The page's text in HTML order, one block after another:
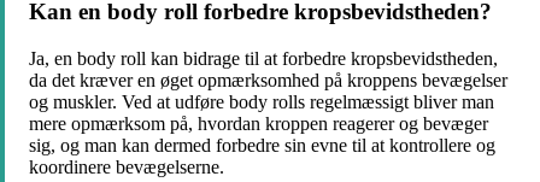
Kan en body roll forbedre kropsbevidstheden?
Ja, en body roll kan bidrage til at forbedre kropsbevidstheden,
da det kræver en øget opmærksomhed på kroppens bevægelser
og muskler. Ved at udføre body rolls regelmæssigt bliver man
mere opmærksom på, hvordan kroppen reagerer og bevæger
sig, og man kan dermed forbedre sin evne til at kontrollere og
koordinere bevægelserne.